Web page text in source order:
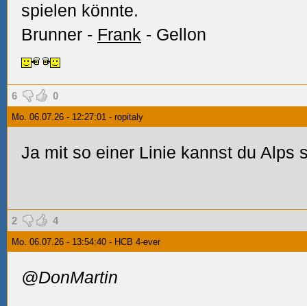
spielen könnte.
Brunner - Frank - Gellon
6 0
Mo. 06.07.26 - 12:27:01 - ropitaly
Ja mit so einer Linie kannst du Alps
2 4
Mo. 06.07.26 - 13:54:40 - HCB 4-ever
@DonMartin